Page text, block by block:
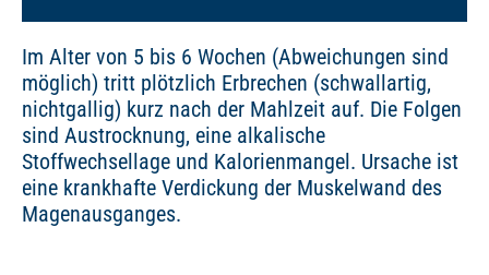
Im Alter von 5 bis 6 Wochen (Abweichungen sind
möglich) tritt plötzlich Erbrechen (schwallartig,
nichtgallig) kurz nach der Mahlzeit auf. Die Folgen
sind Austrocknung, eine alkalische
Stoffwechsellage und Kalorienmangel. Ursache ist
eine krankhafte Verdickung der Muskelwand des
Magenausganges.